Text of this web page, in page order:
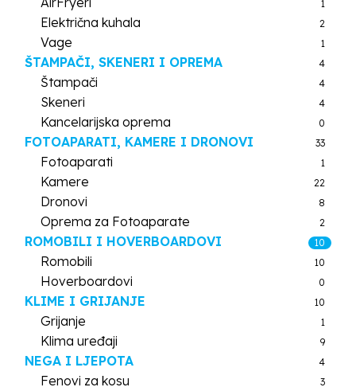
1
Električna kuhala 2
Vage 1
ŠTAMPAČI, SKENERI I OPREMA 4
Štampači 4
Skeneri 4
Kancelarijska oprema 0
FOTOAPARATI, KAMERE I DRONOVI 33
Fotoaparati 1
Kamere 22
Dronovi 8
Oprema za Fotoaparate 2
ROMOBILI I HOVERBOARDOVI 10
Romobili 10
Hoverboardovi 0
KLIME I GRIJANJE 10
Grijanje 1
Klima uređaji 9
NEGA I LJEPOTA 4
Fenovi za kosu 3